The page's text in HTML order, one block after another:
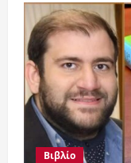
Βιβλίο